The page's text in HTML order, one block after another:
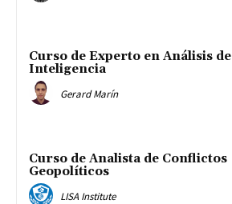
Curso de Experto en Análisis de
Inteligencia
Gerard Marín
Curso de Analista de Conflictos
Geopolíticos
LISA Institute